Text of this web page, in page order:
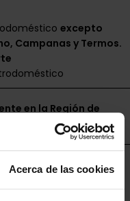
Acerca de las cookies
excepto
Campanas y Termos.
en la Región de